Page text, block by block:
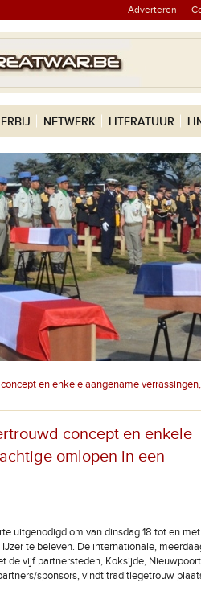
Adverteren
NETWERK LITERATUUR
en enkele aangename
concept en enkele
omlopen in een
uitgenodigd om van dinsdag 18 tot en
te beleven. De internationale,
de vijf partnersteden, Koksijde,
sponsors, vindt traditiegetrouw